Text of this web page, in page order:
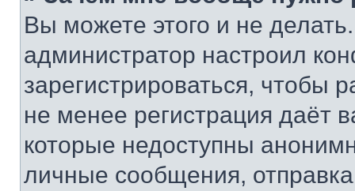
Вы можете этого и не
администратор настроил
зарегистрироваться, чтобы
не менее регистрация даёт
которые недоступны
личные сообщения,